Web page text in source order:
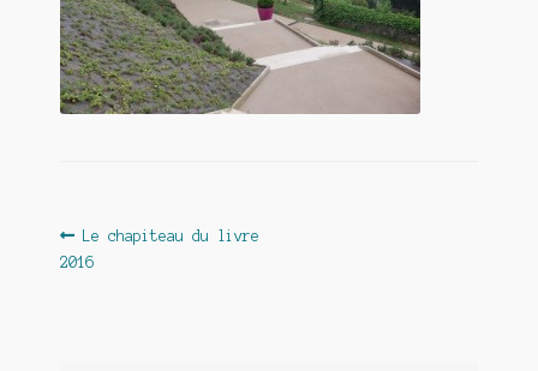
De(s)tracteur réduit au silence
Enlèvement rêvé
Il fallait me laisser mourir
Navigation
de
Article
précédent :
Le chapiteau du livre
2016